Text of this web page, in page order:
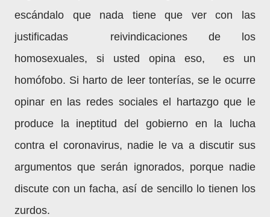
escándalo que nada tiene que ver con las
justificadas reivindicaciones de los
homosexuales, si usted opina eso, es un
homófobo. Si harto de leer tonterías, se le ocurre
opinar en las redes sociales el hartazgo que le
produce la ineptitud del gobierno en la lucha
contra el coronavirus, nadie le va a discutir sus
argumentos que serán ignorados, porque nadie
discute con un facha, así de sencillo lo tienen los
zurdos.